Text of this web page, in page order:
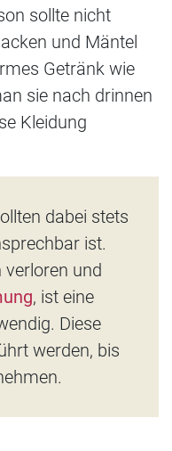
sollte nicht
und Mäntel
Getränk wie
sie nach drinnen
Kleidung
dabei stets
ist.
verloren und
, ist eine
Diese
werden, bis